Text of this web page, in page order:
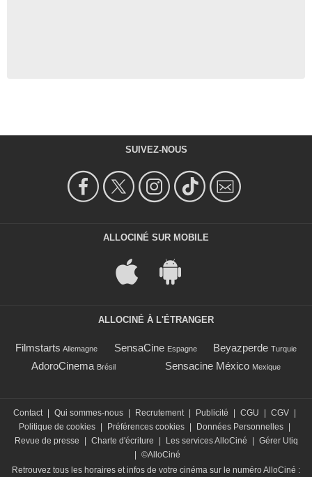
SUIVEZ-NOUS
ALLOCINÉ SUR MOBILE
ALLOCINÉ À L'ÉTRANGER
Filmstarts Allemagne SensaCine Espagne Beyazperde Turquie
AdoroCinema Brésil Sensacine México Mexique
Contact Qui sommes-nous Recrutement Publicité CGU CGV
Politique de cookies
Préférences cookies Données Personnelles
Revue de presse
Charte d'écriture Les services AlloCiné
Gérer Utiq
©AlloCiné
Retrouvez tous les horaires et infos de votre cinéma sur le numéro AlloCiné :